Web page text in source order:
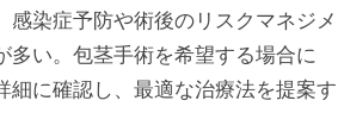
染症予防や術後のリスクマネジメ
多い。包茎手術を希望する場合に
に確認し、最適な治療法を提案す